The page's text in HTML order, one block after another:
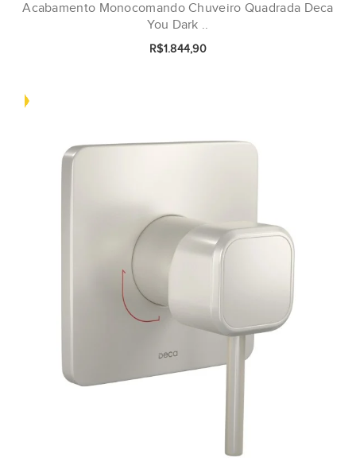
Acabamento Monocomando Chuveiro Quadrada Deca
You Dark ..
R$1.844,90